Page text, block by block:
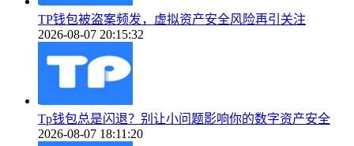
TP钱包被盗案频发，虚拟资产安全风险再引关注
2026-08-07 20:15:32
Tp钱包总是闪退？别让小问题影响你的数字资产安全
2026-08-07 18:11:20